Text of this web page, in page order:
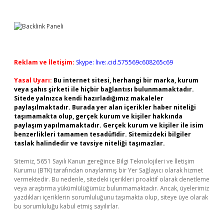
Reklam ve İletişim: Skype: live:.cid.575569c608265c69
Yasal Uyarı: Bu internet sitesi, herhangi bir marka, kurum
veya şahıs şirketi ile hiçbir bağlantısı bulunmamaktadır.
Sitede yalnızca kendi hazırladığımız makaleler
paylaşılmaktadır. Burada yer alan içerikler haber niteliği
taşımamakta olup, gerçek kurum ve kişiler hakkında
paylaşım yapılmamaktadır. Gerçek kurum ve kişiler ile isim
benzerlikleri tamamen tesadüfidir. Sitemizdeki bilgiler
taslak halindedir ve tavsiye niteliği taşımazlar.
Sitemiz, 5651 Sayılı Kanun gereğince Bilgi Teknolojileri ve İletişim
Kurumu (BTK) tarafından onaylanmış bir Yer Sağlayıcı olarak hizmet
vermektedir. Bu nedenle, sitedeki içerikleri proaktif olarak denetleme
veya araştırma yükümlülüğümüz bulunmamaktadır. Ancak, üyelerimiz
yazdıkları içeriklerin sorumluluğunu taşımakta olup, siteye üye olarak
bu sorumluluğu kabul etmiş sayılırlar.